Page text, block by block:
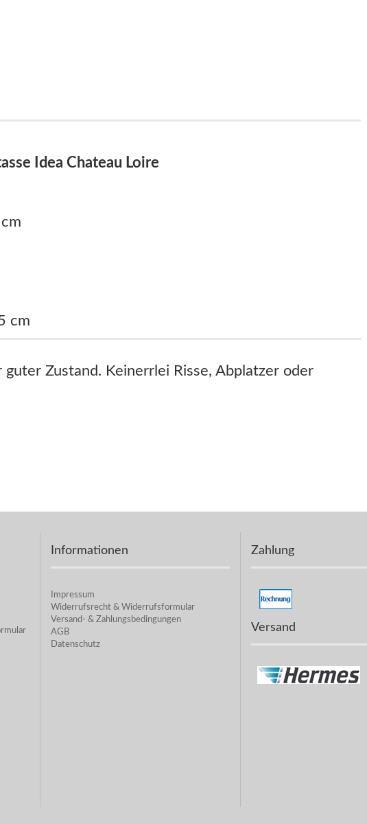
Idea Chateau Loire
cm
guter Zustand. Keinerrlei Risse, Abplatzer oder
Informationen
Impressum
Widerrufsrecht & Widerrufsformular
Versand- & Zahlungsbedingungen
AGB
Datenschutz
Zahlung
Versand